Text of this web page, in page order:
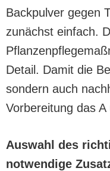
Backpulver gegen
zunächst einfach.
Detail. Damit die
sondern auch
Vorbereitung das A
Auswahl des
notwendige